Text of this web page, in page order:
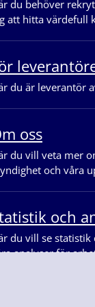
du behöver
att hitta värdefull
du är leverantör
oss
du vill veta mer
och våra
och
du vill se statistik
analyser för